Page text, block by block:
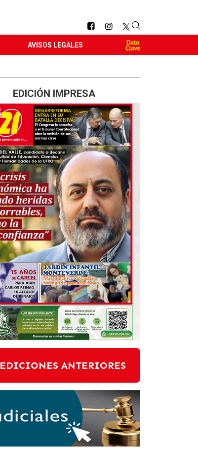
AVISOS LEGALES
EDICIÓN IMPRESA
EDICIONES ANTERIORES